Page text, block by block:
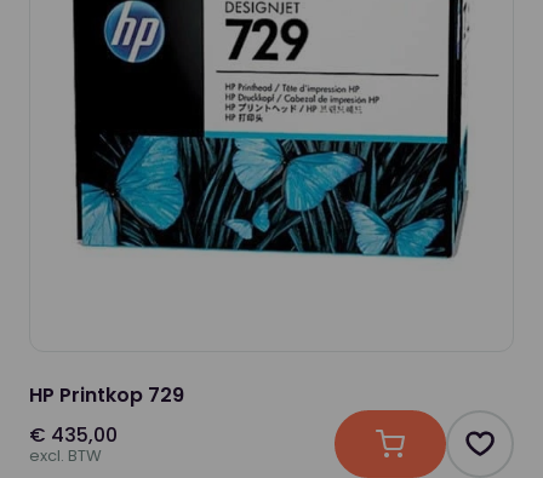
HP Printkop 729
€ 435,00
excl. BTW In winkelwagen